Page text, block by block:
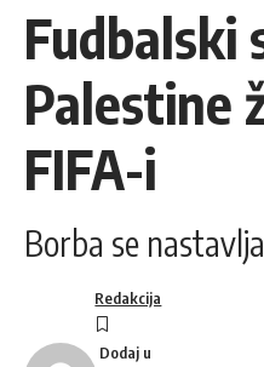
Fudbalski
Palestine
FIFA-i
Borba se nastavlja
Redakcija